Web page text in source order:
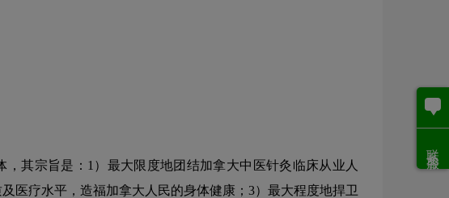
其宗旨是：1）最大限度地团结加拿大中医针灸临床从业人
医疗水平，造福加拿大人民的身体健康；3）最大程度地捍卫